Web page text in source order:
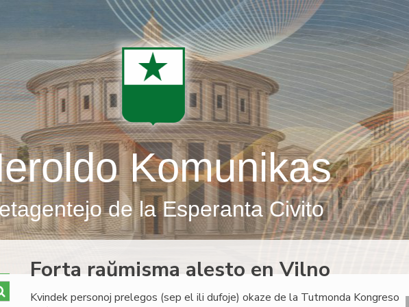
Komunikas
de la Esperanta Civito
Forta raŭmisma alesto en Vilno
Kvindek personoj prelegos (sep el ili dufoje) okaze de la Tutmonda Kongreso